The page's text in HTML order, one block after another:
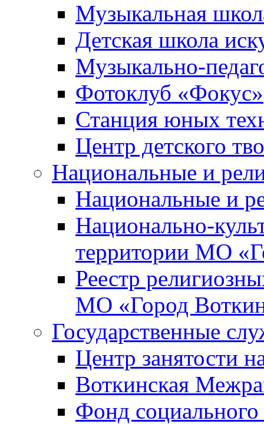
Музыкальная
Детская школа
Музыкально-
Фотоклуб «Фокус»
Станция юных
Центр детского
Национальные и
Национальные и
Национально-
территории МО
Реестр
МО «Город
Государственные
Центр занятости
Воткинская
Фонд